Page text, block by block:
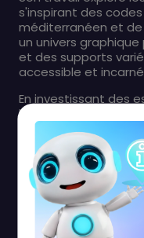
s'inspirant des
méditerranéen et de
un univers
et des supports
accessible et
En investissant des
les formats,
relation directe
expérience vivante